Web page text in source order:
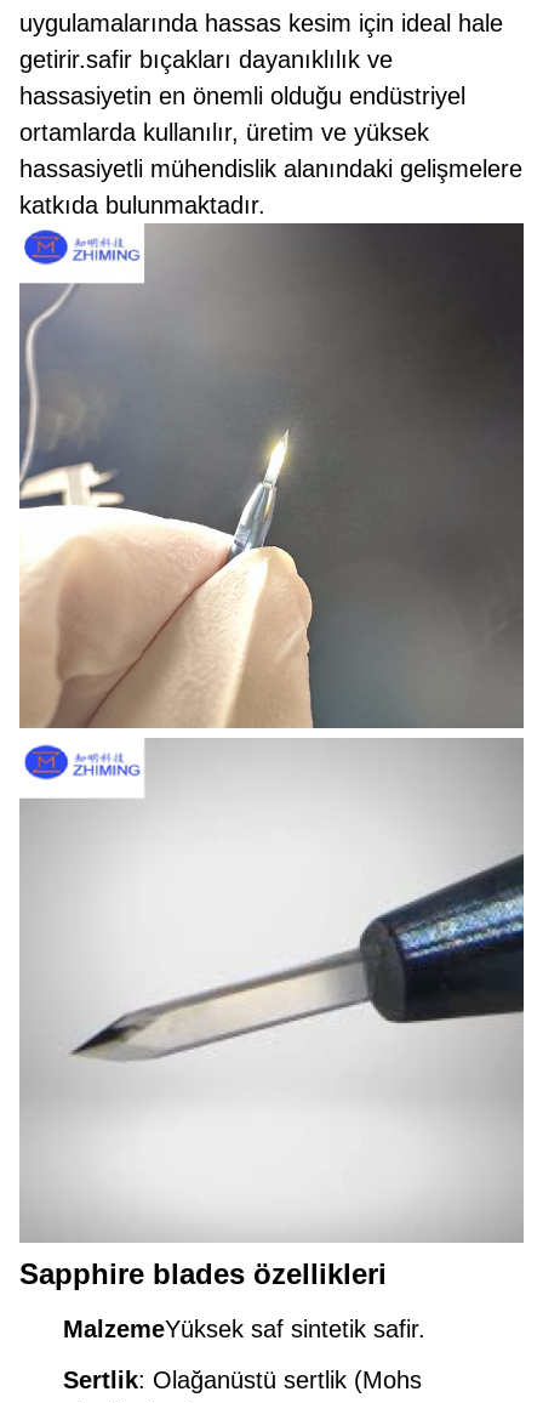
uygulamalarında hassas kesim için ideal hale
getirir.safir bıçakları dayanıklılık ve
hassasiyetin en önemli olduğu endüstriyel
ortamlarda kullanılır, üretim ve yüksek
hassasiyetli mühendislik alanındaki gelişmelere
katkıda bulunmaktadır.
Sapphire blades özellikleri
MalzemeYüksek saf sintetik safir.
Sertlik: Olağanüstü sertlik (Mohs